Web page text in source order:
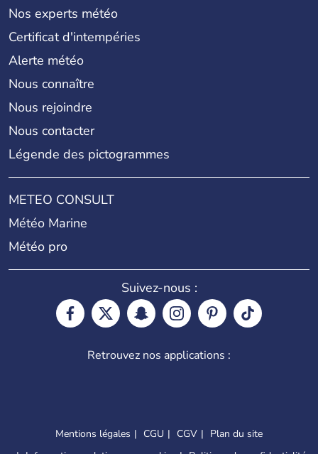
Nos experts météo
Certificat d'intempéries
Alerte météo
Nous connaître
Nous rejoindre
Nous contacter
Légende des pictogrammes
METEO CONSULT
Météo Marine
Météo pro
Suivez-nous :
Retrouvez nos applications :
Mentions légales CGU CGV
Plan du site